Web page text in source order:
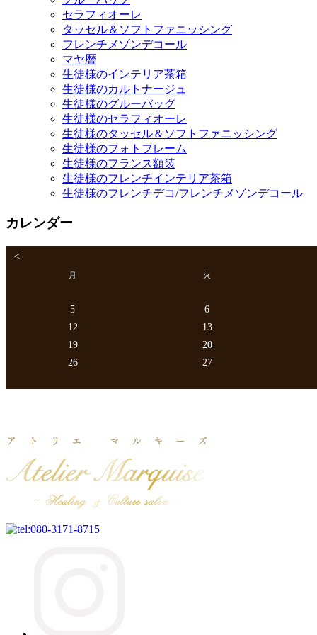
セラフィオーレ
タッセル＆ソフトファニッシング
フレンチメゾンデコール
マヤ暦
生徒様のインテリア茶箱
生徒様のカルトナージュ
生徒様のグルーバッグ
生徒様のセラフィオーレ
生徒様のタッセル＆ソフトファニッシング
生徒様のフォトフレーム
生徒様のフランス額装
生徒様のフレンチインテリア茶箱
生徒様のフレンチデコ/フレンチメゾンデコール
カレンダー
<
月 火
5
6
12
13
19
20
26
27